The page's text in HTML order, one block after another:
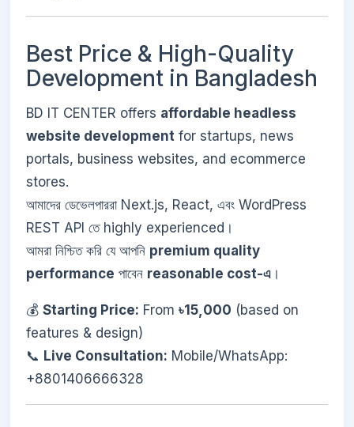
Best Price & High-Quality
Development in Bangladesh
BD IT CENTER offers affordable headless
website development for startups, news
portals, business websites, and ecommerce
stores.
আমাদের ডেভেলপাররা Next.js, React, এবং WordPress
REST API তে highly experienced।
আমরা নিশ্চিত করি যে আপনি premium quality
performance পাবেন reasonable cost-এ ।
💰 Starting Price: From ৳15,000 (based on
features & design)
📞 Live Consultation: Mobile/WhatsApp:
+8801406666328